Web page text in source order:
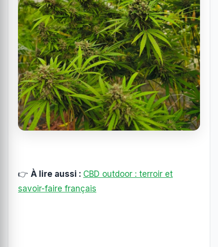
👉 À lire aussi : CBD outdoor : terroir et
savoir-faire français